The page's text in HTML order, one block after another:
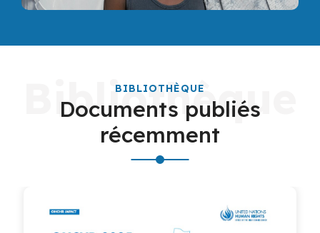
Bibliothèque
BIBLIOTHÈQUE
Documents publiés
récemment